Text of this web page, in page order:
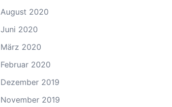
August 2020
Juni 2020
März 2020
Februar 2020
Dezember 2019
November 2019